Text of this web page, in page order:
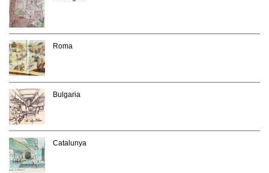
Roma
Bulgaria
Catalunya